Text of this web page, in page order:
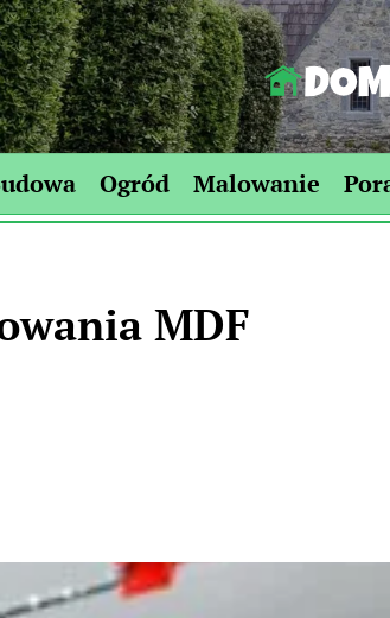
Dom-
Ogród.edu.pl
Ogród Malowanie
MDF